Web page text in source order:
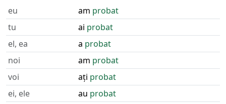
eu am probat
tu
ai probat
el, ea
a probat
noi
am probat
voi
ați probat
ei, ele
au probat